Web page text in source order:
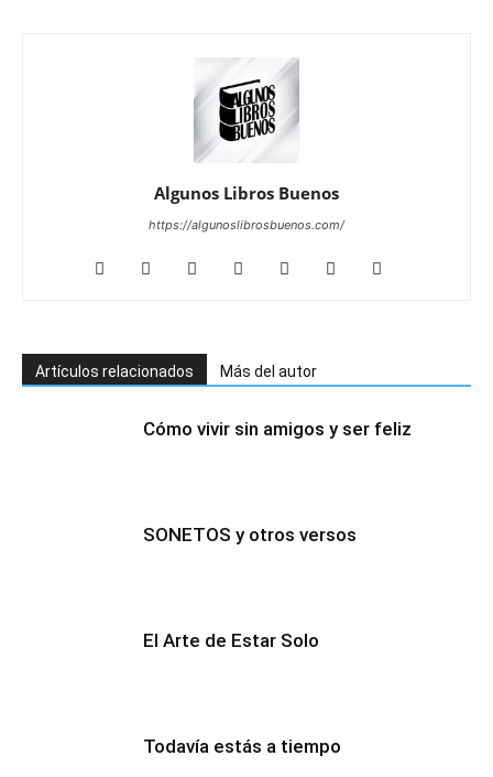
Algunos Libros Buenos
https://algunoslibrosbuenos.com/
Artículos relacionados Más del autor
Cómo vivir sin amigos y ser feliz
SONETOS y otros versos
El Arte de Estar Solo
Todavía estás a tiempo